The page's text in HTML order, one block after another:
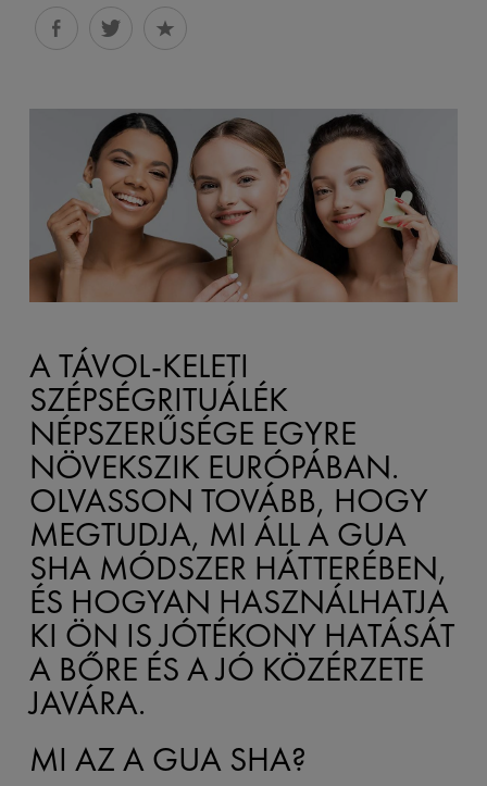
A TÁVOL-KELETI
SZÉPSÉGRITUÁLÉK
NÉPSZERŰSÉGE EGYRE
NÖVEKSZIK EURÓPÁBAN.
OLVASSON TOVÁBB, HOGY
MEGTUDJA, MI ÁLL A GUA
SHA MÓDSZER HÁTTERÉBEN,
ÉS HOGYAN HASZNÁLHATJA
KI ÖN IS JÓTÉKONY HATÁSÁT
A BŐRE ÉS A JÓ KÖZÉRZETE
JAVÁRA.
MI AZ A GUA SHA?